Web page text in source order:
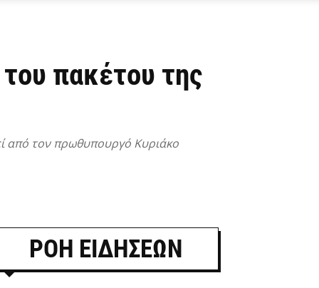
πακέτου της
από τον πρωθυπουργό Κυριάκο
ΡΟΗ ΕΙΔΗΣΕΩΝ